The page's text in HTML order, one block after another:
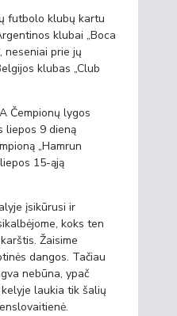
futbolo klubų kartu
klubai „Boca
neseniai prie jų
klubas „Club
Čempionų lygos
liepos 9 dieną
„Hamrun
15-ąją
įsikūrusi ir
koks ten
Žaisime
dangos. Tačiau
nebūna, ypač
laukia tik šalių